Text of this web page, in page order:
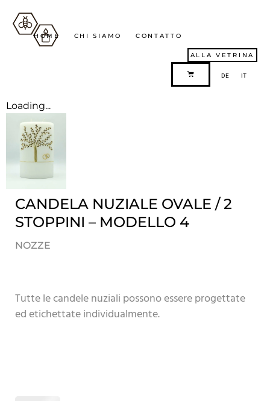
HOME CHI SIAMO CONTATTO
ALLA VETRINA
DE IT
Loading...
CANDELA NUZIALE OVALE / 2
STOPPINI – MODELLO 4
NOZZE
Tutte le candele nuziali possono essere progettate
ed etichettate individualmente.